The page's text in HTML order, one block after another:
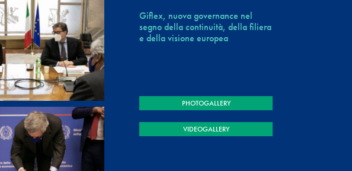
Giflex, nuova governance nel
segno della continuità, della filiera
e della visione europea
PHOTOGALLERY
VIDEOGALLERY